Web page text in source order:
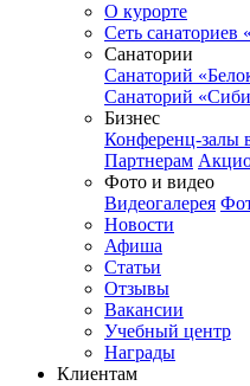
О курорте
Сеть санаториев
Санатории
Санаторий
Санаторий
Бизнес
Конференц-залы
Партнерам
Фото и видео
Видеогалерея
Новости
Афиша
Статьи
Отзывы
Вакансии
Учебный центр
Награды
Клиентам